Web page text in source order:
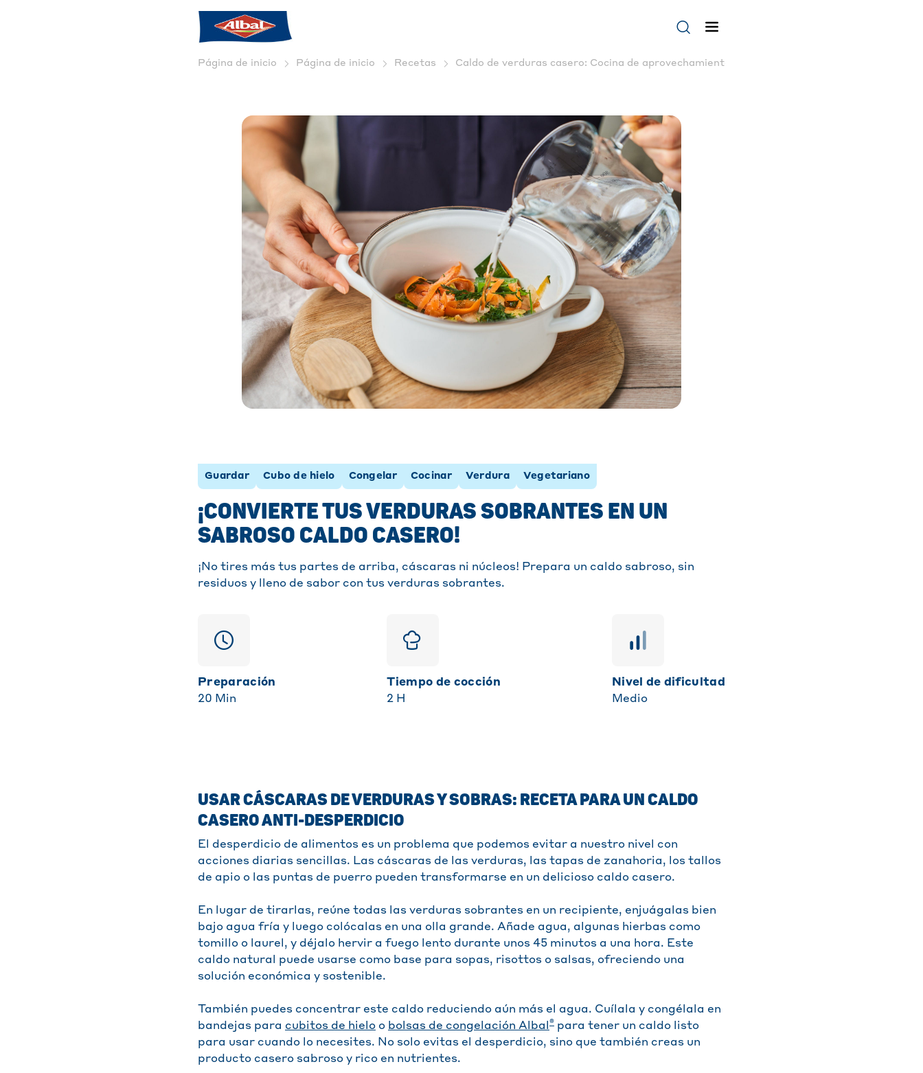
Página de inicio Página de inicio Recetas Caldo de verduras casero: Cocina de aprovechamiento | Albal
Guardar Cubo de hielo Congelar Cocinar Verdura Vegetariano
¡CONVIERTE TUS VERDURAS SOBRANTES EN UN
SABROSO CALDO CASERO!
¡No tires más tus partes de arriba, cáscaras ni núcleos! Prepara un caldo sabroso, sin
residuos y lleno de sabor con tus verduras sobrantes.
Preparación
20 Min
Tiempo de cocción
2 H
Nivel de dificultad
Medio
USAR CÁSCARAS DE VERDURAS Y SOBRAS: RECETA PARA UN CALDO
CASERO ANTI-DESPERDICIO
El desperdicio de alimentos es un problema que podemos evitar a nuestro nivel con
acciones diarias sencillas. Las cáscaras de las verduras, las tapas de zanahoria, los tallos
de apio o las puntas de puerro pueden transformarse en un delicioso caldo casero.
En lugar de tirarlas, reúne todas las verduras sobrantes en un recipiente, enjuágalas bien
bajo agua fría y luego colócalas en una olla grande. Añade agua, algunas hierbas como
tomillo o laurel, y déjalo hervir a fuego lento durante unos 45 minutos a una hora. Este
caldo natural puede usarse como base para sopas, risottos o salsas, ofreciendo una
solución económica y sostenible.
También puedes concentrar este caldo reduciendo aún más el agua. Cuílala y congélala en
bandejas para cubitos de hielo o bolsas de congelación Albal ® para tener un caldo listo
para usar cuando lo necesites. No solo evitas el desperdicio, sino que también creas un
producto casero sabroso y rico en nutrientes.